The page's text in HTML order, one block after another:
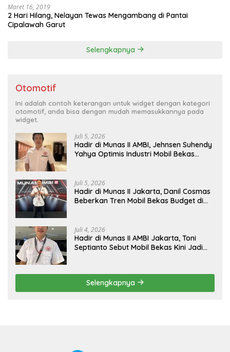
Maret 16, 2019
2 Hari Hilang, Nelayan Tewas Mengambang di Pantai
Cipalawah Garut
Selengkapnya
Otomotif
Ini adalah contoh keterangan untuk widget dengan kategori
otomotif, anda bisa dengan mudah memasukkannya pada
widget.
Juli 5, 2026
Hadir di Munas II AMBI, Jehnsen Suhendy
Yahya Optimis Industri Mobil Bekas
Juli 5, 2026
Hadir di Munas II Jakarta, Danil Cosmas
Beberkan Tren Mobil Bekas Budget di
Juli 4, 2026
Hadir di Munas II AMBI Jakarta, Toni
Septianto Sebut Mobil Bekas Kini Jadi
Selengkapnya